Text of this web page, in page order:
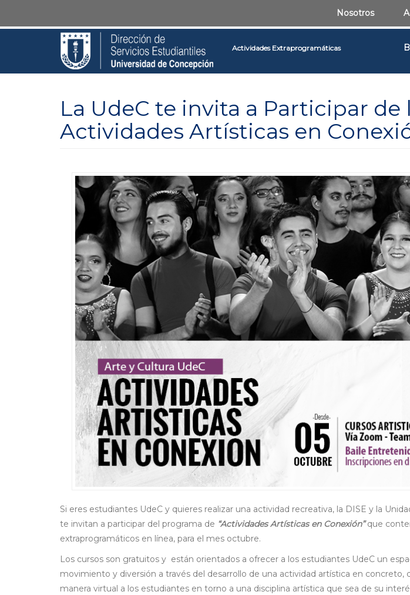
Nosotros
Actividades Extraprogramáticas
La UdeC te invita a Participar de
Actividades Artísticas en
Si eres estudiantes UdeC y quieres realizar una actividad recreativa, la DISE y la
te invitan a participar del programa de “Actividades Artísticas en Conexión”que
extraprogramáticos en línea, para el mes octubre.
Los cursos son gratuitos y están orientados a ofrecer a los estudiantes UdeC un
movimiento y diversión a través del desarrollo de una actividad artística en concreto,
manera virtual a los estudiantes en torno a una disciplina artística que sea de su